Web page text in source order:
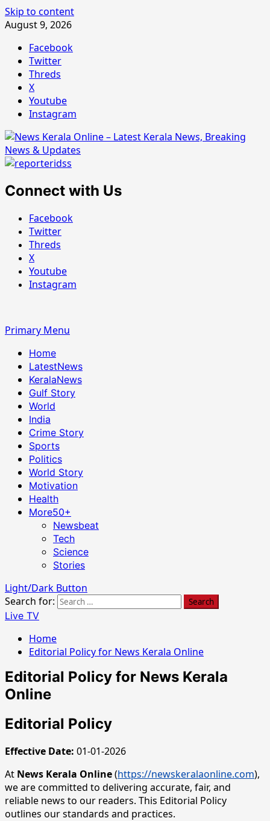
Skip to content
August 9, 2026
Facebook
Twitter
Threds
X
Youtube
Instagram
Connect with Us
Facebook
Twitter
Threds
X
Youtube
Instagram
Primary Menu
Home
LatestNews
KeralaNews
Gulf Story
World
India
Crime Story
Sports
Politics
World Story
Motivation
Health
More50+
Newsbeat
Tech
Science
Stories
Light/Dark Button
Search for:
Live TV
Home
Editorial Policy for News Kerala Online
Editorial Policy for News Kerala
Online
Editorial Policy
Effective Date: 01-01-2026
At News Kerala Online(https://newskeralaonline.com),
we are committed to delivering accurate, fair, and
reliable news to our readers. This Editorial Policy
outlines our standards and practices.